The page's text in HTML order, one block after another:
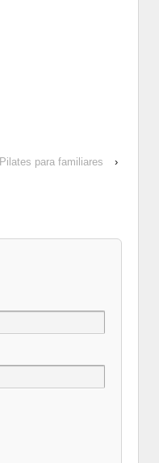
Pilates para familiares ›